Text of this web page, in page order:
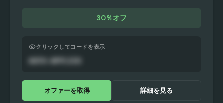
30％オフ
クリックしてコードを表示
オファーを取得 詳細を見る